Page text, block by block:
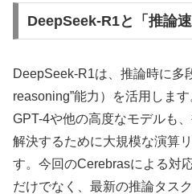
DeepSeek-R1と「推論
DeepSeek-R1は、推論時に多
reasoning”能力）を活用しま
GPT-4や他の高度なモデルも
解決するために大規模な演算
す。今回のCerebrasによる対
だけでなく、最新の推論タス